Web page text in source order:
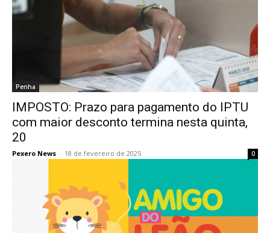
Penha
IMPOSTO: Prazo para pagamento do IPTU
com maior desconto termina nesta quinta,
20
Pexero News - 18 de fevereiro de 2025 0